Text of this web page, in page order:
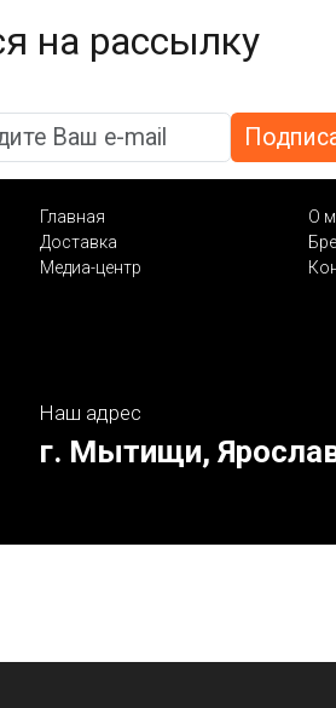
на рассылку
Главная О
Доставка
Медиа-центр
Наш адрес
г. Мытищи,